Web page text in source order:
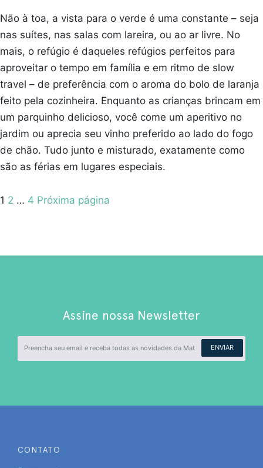
Não à toa, a vista para o verde é uma constante – seja
nas suítes, nas salas com lareira, ou ao ar livre. No
mais, o refúgio é daqueles refúgios perfeitos para
aproveitar o tempo em família e em ritmo de slow
travel – de preferência com o aroma do bolo de laranja
feito pela cozinheira. Enquanto as crianças brincam em
um parquinho delicioso, você come um aperitivo no
jardim ou aprecia seu vinho preferido ao lado do fogo
de chão. Tudo junto e misturado, exatamente como
são as férias em lugares especiais.
Paginação
Pagina
1 Pagina
2 … Pagina
4 Próxima página
Assine nossa Newsletter
ENVIAR
CONTATO